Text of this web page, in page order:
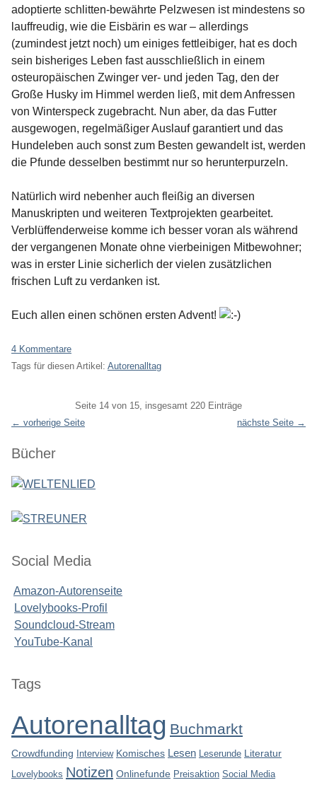
adoptierte schlitten-bewährte Pelzwesen ist mindestens so
lauffreudig, wie die Eisbärin es war – allerdings
(zumindest jetzt noch) um einiges fettleibiger, hat es doch
sein bisheriges Leben fast ausschließlich in einem
osteuropäischen Zwinger ver- und jeden Tag, den der
Große Husky im Himmel werden ließ, mit dem Anfressen
von Winterspeck zugebracht. Nun aber, da das Futter
ausgewogen, regelmäßiger Auslauf garantiert und das
Hundeleben auch sonst zum Besten gewandelt ist, werden
die Pfunde desselben bestimmt nur so herunterpurzeln.
Natürlich wird nebenher auch fleißig an diversen
Manuskripten und weiteren Textprojekten gearbeitet.
Verblüffenderweise komme ich besser voran als während
der vergangenen Monate ohne vierbeinigen Mitbewohner;
was in erster Linie sicherlich der vielen zusätzlichen
frischen Luft zu verdanken ist.
Euch allen einen schönen ersten Advent!
4 Kommentare
Tags für diesen Artikel: Autorenalltag
PaginationSeite 14 von 15, insgesamt 220 Einträge
← vorherige Seite
nächste Seite →
Seitenleiste
Bücher
Social Media
Amazon-Autorenseite
Lovelybooks-Profil
Soundcloud-Stream
YouTube-Kanal
Seitenleiste
Tags
Autorenalltag Buchmarkt
Crowdfunding Interview Komisches Lesen Leserunde Literatur
Lovelybooks Notizen Onlinefunde Preisaktion Social Media